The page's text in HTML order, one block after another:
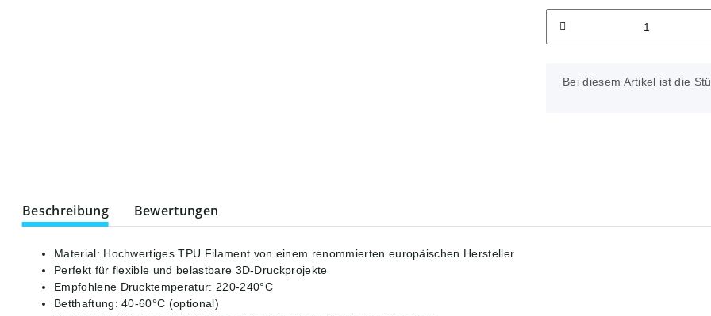
x
Bei diesem Artikel ist die
weitere Registerkarten anzeigen
Beschreibung Bewertungen
Material: Hochwertiges TPU Filament von einem renommierten europäischen Hersteller
Perfekt für flexible und belastbare 3D-Druckprojekte
Empfohlene Drucktemperatur: 220-240°C
Betthaftung: 40-60°C (optional)